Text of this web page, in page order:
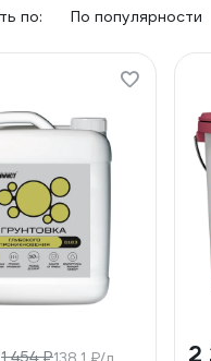
по: По популярности
1 454 ₽ 2